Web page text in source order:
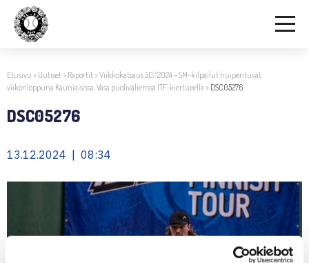
Etusivu > Uutiset> Raportit>Viikkokatsaus 50/2024 – SM-kilpailut huipentuvat
viikonloppuna Kauniaisissa, Vasa puolivälierissä ITF-kiertueella > DSC05276
DSC05276
13.12.2024 | 08:34